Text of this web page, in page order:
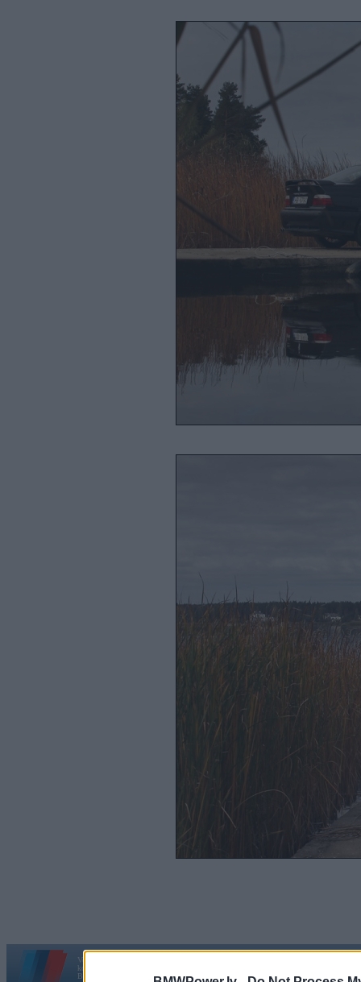
Vortāls BMWPower.lv darbojas
kopš 2002. gada 14. maija. Tas nav auto klubs un nav saistīts ar
BMW AG.
|